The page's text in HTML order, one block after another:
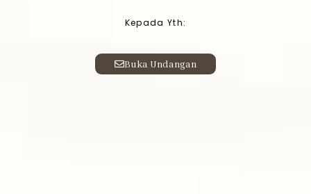
Kepada Yth:
Buka Undangan